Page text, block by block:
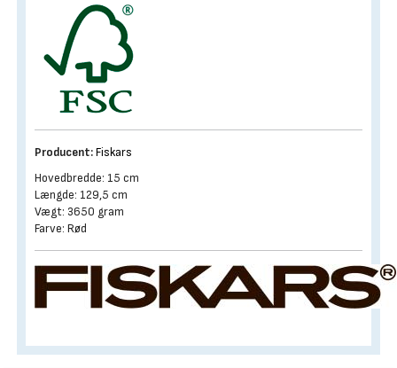
Producent:Fiskars
Hovedbredde: 15 cm
Længde: 129,5 cm
Vægt: 3650 gram
Farve: Rød